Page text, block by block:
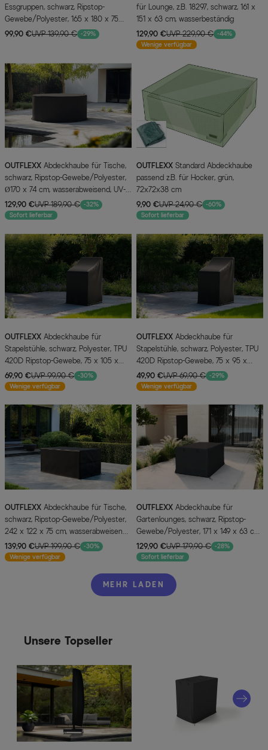
Essgruppen, schwarz, Ripstop-
Gewebe/Polyester, 165 x 180 x 75
cm, wasserabweisend, UV-Schutz
99,90 €UVP 139,90 € -29%
für Lounge, z.B. 18297, schwarz, 161 x
151 x 63 cm, wasserbeständig
129,90 €UVP 229,90 € -44%
Wenige verfügbar
OUTFLEXX
schwarz, Ripstop-Gewebe/Polyester,
Ø170 x 74 cm, wasserabweisend, UV-
Schutz
129,90 €UVP 189,90 € -32%
Sofort lieferbar
OUTFLEXX
passend z.B. für Hocker, grün,
72x72x38 cm
9,90 €UVP 24,90 € -60%
Sofort lieferbar
OUTFLEXX
Stapelstühle, schwarz, Polyester, TPU
420D Ripstop-Gewebe, 75 x 105 x
88/125 cm, mit Zugband
69,90 €UVP 99,90 € -30%
Wenige verfügbar
OUTFLEXX
Stapelstühle, schwarz, Polyester, TPU
420D Ripstop-Gewebe, 75 x 95 x
80/120 cm, mit Kordelzug
49,90 €UVP 69,90 € -29%
Wenige verfügbar
OUTFLEXX
schwarz, Ripstop-Gewebe/Polyester,
242 x 122 x 75 cm, wasserabweisend,
UV-Schutz
139,90 €UVP 199,90 € -30%
Wenige verfügbar
OUTFLEXX
Gartenlounges, schwarz, Ripstop-
Gewebe/Polyester, 171 x 149 x 63 cm,
wasserabweisend, UV-Schutz
129,90 €UVP 179,90 € -28%
Sofort lieferbar
MEHR LADEN
Unsere Topseller